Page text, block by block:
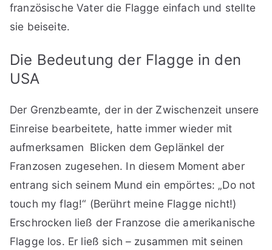
französische Vater die Flagge einfach und stellte
sie beiseite.
Die Bedeutung der Flagge in den
USA
Der Grenzbeamte, der in der Zwischenzeit unsere
Einreise bearbeitete, hatte immer wieder mit
aufmerksamen Blicken dem Geplänkel der
Franzosen zugesehen. In diesem Moment aber
entrang sich seinem Mund ein empörtes: „Do not
touch my flag!“ (Berührt meine Flagge nicht!)
Erschrocken ließ der Franzose die amerikanische
Flagge los. Er ließ sich – zusammen mit seinen